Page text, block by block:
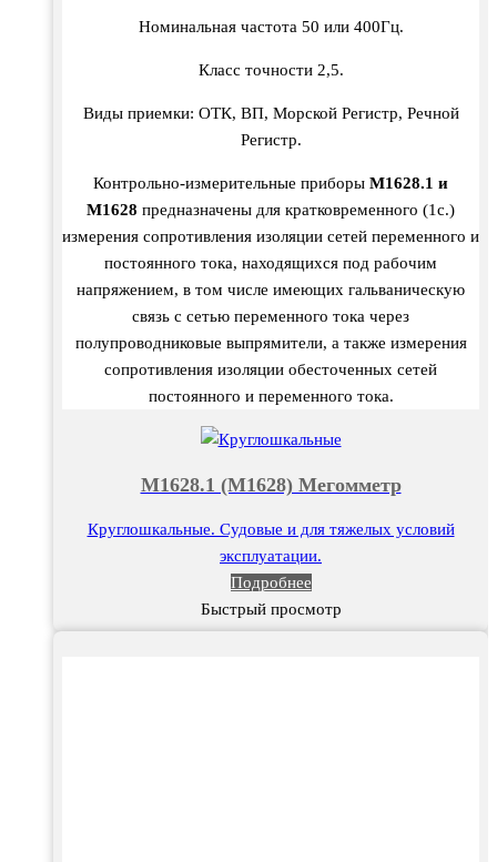
Номинальная частота 50 или 400Гц.
Класс точности 2,5.
Виды приемки: ОТК, ВП, Морской Регистр, Речной
Регистр.
Контрольно-измерительные приборы М1628.1 и
М1628 предназначены для кратковременного (1с.)
измерения сопротивления изоляции сетей переменного и
постоянного тока, находящихся под рабочим
напряжением, в том числе имеющих гальваническую
связь с сетью переменного тока через
полупроводниковые выпрямители, а также измерения
сопротивления изоляции обесточенных сетей
постоянного и переменного тока.
М1628.1 (М1628) Мегомметр
Круглошкальные. Судовые и для тяжелых условий
эксплуатации.
Подробнее
Быстрый просмотр